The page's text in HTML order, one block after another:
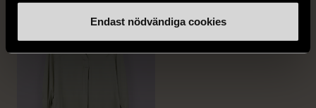
Endast nödvändiga cookies